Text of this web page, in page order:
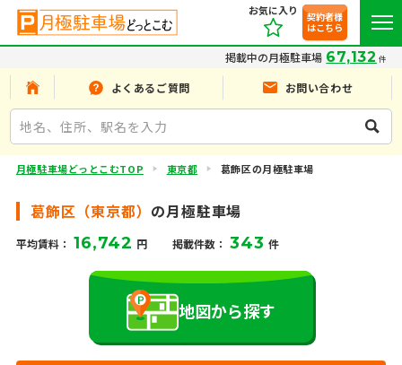
お気に入り
契約者様
はこちら
掲載中の月極駐車場 67,132 件
よくあるご質問 お問い合わせ
月極駐車場どっとこむTOP 東京都 葛飾区の月極駐車場
葛飾区（東京都） の月極駐車場
平均賃料： 16,742 円 掲載件数： 343 件
地図から探す